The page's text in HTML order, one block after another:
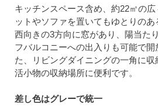
キッチンスペース含め、約22㎡の
ットやソファを置いてもゆとりのあ
西向きの3方向に窓があり、陽当た
フバルコニーへの出入りも可能で開
た、リビングダイニングの一角に
活小物の収納場所に便利です。
差し色はグレーで統一